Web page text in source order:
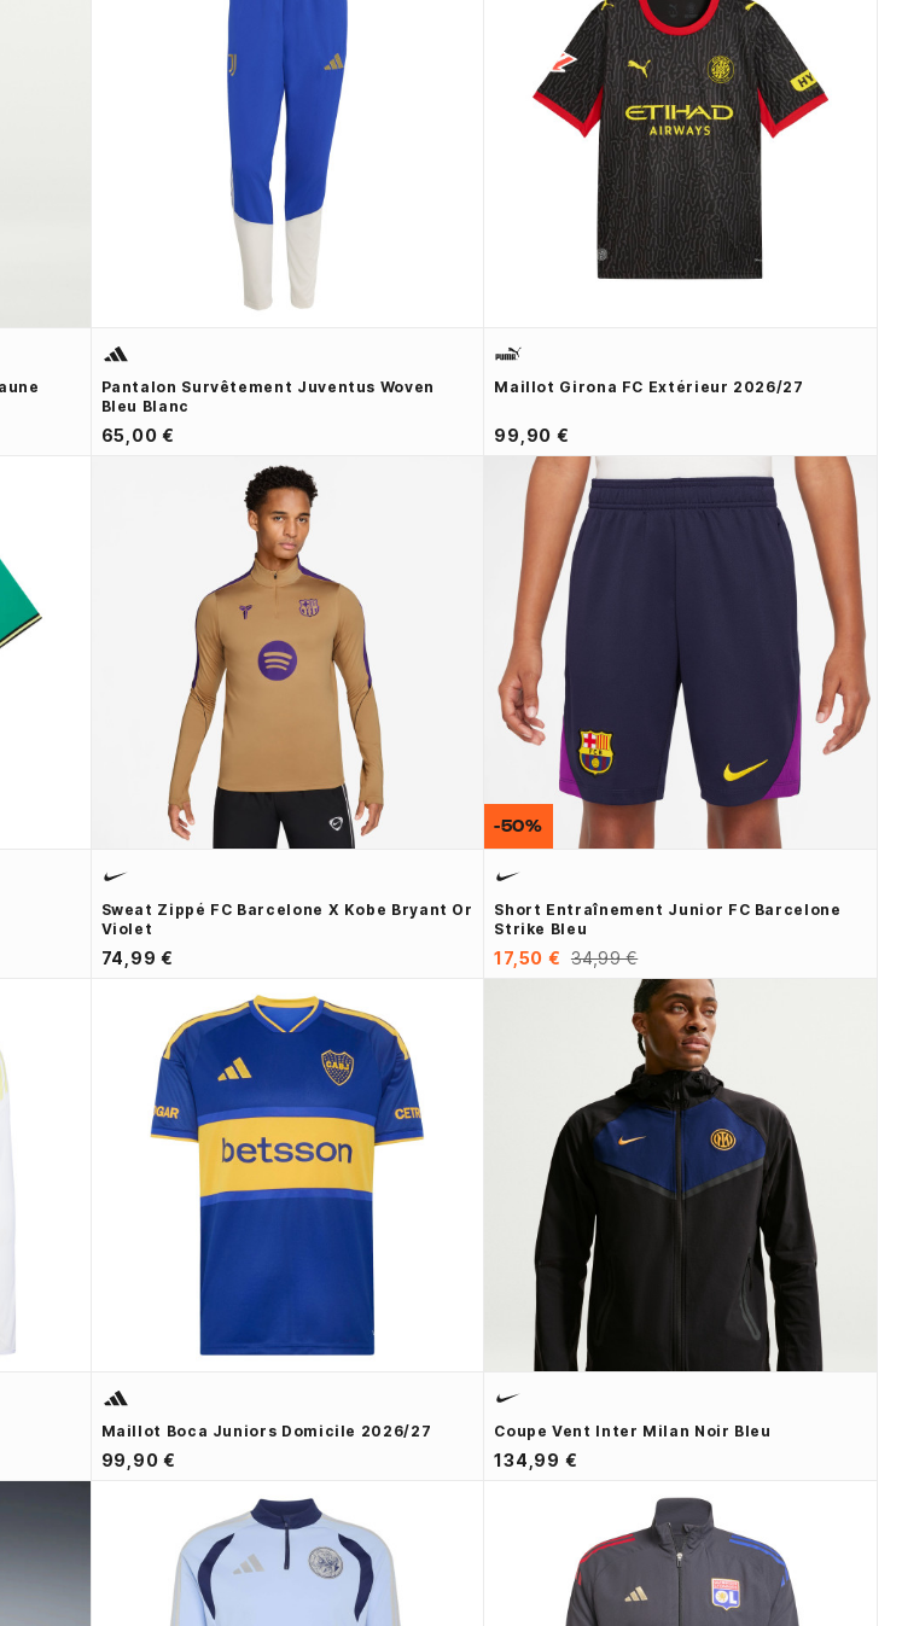
Pantalon Survêtement Juventus Woven
Bleu Blanc
65,00 €
Maillot Girona FC Extérieur 2026/27
99,90 €
Sweat Zippé FC Barcelone X Kobe Bryant Or
Violet
74,99 €
Short Entraînement Junior FC Barcelone
Strike Bleu
17,50 € 34,99 €
-50%
Maillot Boca Juniors Domicile 2026/27
99,90 €
Coupe Vent Inter Milan Noir Bleu
134,99 €